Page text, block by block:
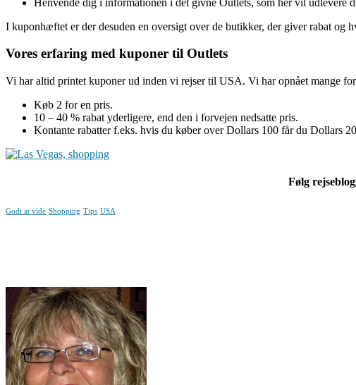
I kuponhæftet er der desuden en oversigt over de butikker, der giver rabat og
Vores erfaring med kuponer til Outlets
Vi har altid printet kuponer ud inden vi rejser til USA. Vi har opnået mange
Køb 2 for en pris.
10 – 40 % rabat yderligere, end den i forvejen nedsatte pris.
Kontante rabatter f.eks. hvis du køber over Dollars 100 får du Dollars
Følg
Godt at vide Shopping Tips USA